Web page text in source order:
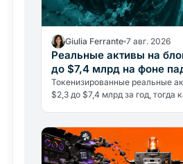
Giulia Ferrante 7 авг. 2026
Реальные активы на
до $7,4 млрд на фоне
Токенизированные реальные
$2,3 до $7,4 млрд за год, тогда